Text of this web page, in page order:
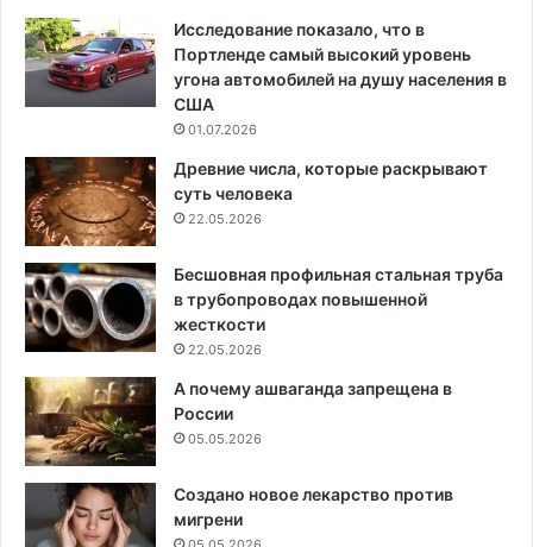
Исследование показало, что в
Портленде самый высокий уровень
угона автомобилей на душу населения в
США
01.07.2026
Древние числа, которые раскрывают
суть человека
22.05.2026
Бесшовная профильная стальная труба
в трубопроводах повышенной
жесткости
22.05.2026
А почему ашваганда запрещена в
России
05.05.2026
Создано новое лекарство против
мигрени